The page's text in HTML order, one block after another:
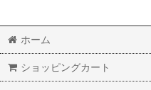
ホーム
ショッピングカート